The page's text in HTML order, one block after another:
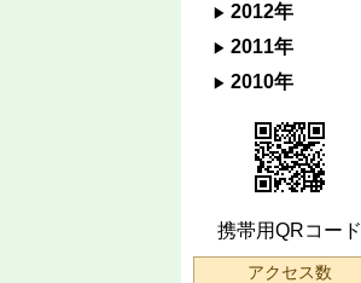
2012年
2011年
2010年
携帯用QRコード
アクセス数